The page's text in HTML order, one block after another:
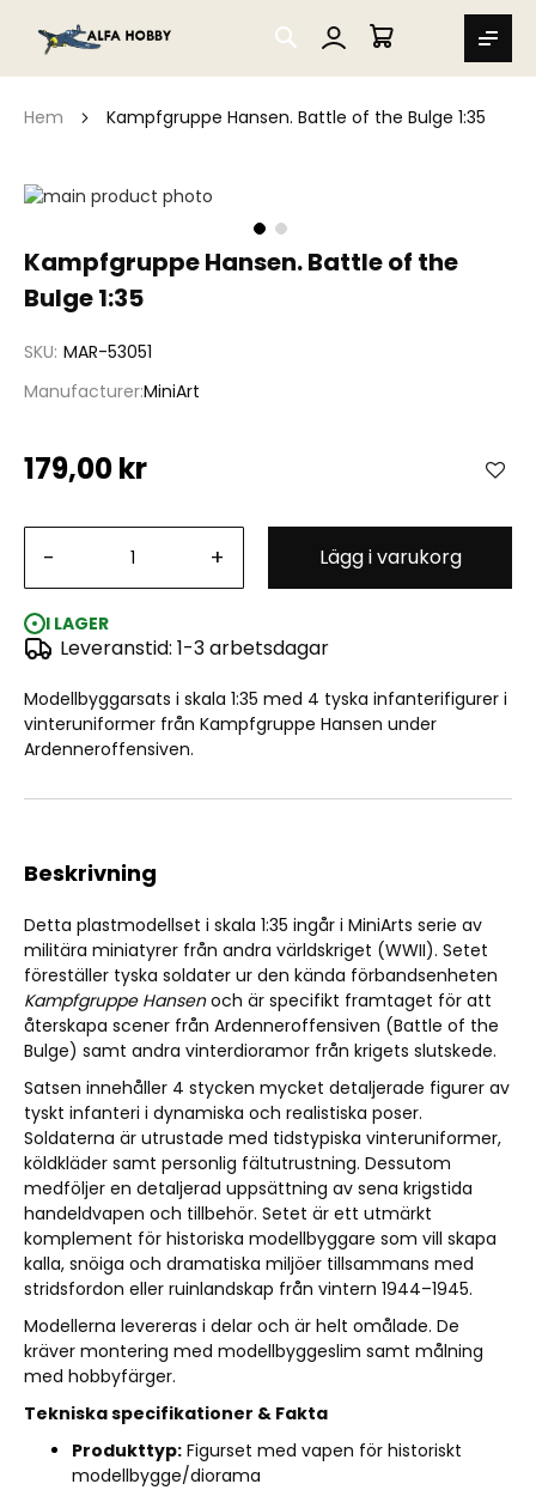
SEARCH
MIN VARUKORG
Hem Kampfgruppe Hansen. Battle of the Bulge 1:35
Kampfgruppe Hansen. Battle of the
Bulge 1:35
SKU MAR-53051
ManufacturerMiniArt
179,00 kr
- + Lägg i varukorg
I LAGER
Leveranstid: 1-3 arbetsdagar
Modellbyggarsats i skala 1:35 med 4 tyska infanterifigurer i
vinteruniformer från Kampfgruppe Hansen under
Ardenneroffensiven.
Hoppa
av
bildgalleriet
Hoppa
början
bildgalleriet
Beskrivning
Detta plastmodellset i skala 1:35 ingår i MiniArts serie av
militära miniatyrer från andra världskriget (WWII). Setet
föreställer tyska soldater ur den kända förbandsenheten
Kampfgruppe Hansenoch är specifikt framtaget för att
återskapa scener från Ardenneroffensiven (Battle of the
Bulge) samt andra vinterdioramor från krigets slutskede.
Satsen innehåller 4 stycken mycket detaljerade figurer av
tyskt infanteri i dynamiska och realistiska poser.
Soldaterna är utrustade med tidstypiska vinteruniformer,
köldkläder samt personlig fältutrustning. Dessutom
medföljer en detaljerad uppsättning av sena krigstida
handeldvapen och tillbehör. Setet är ett utmärkt
komplement för historiska modellbyggare som vill skapa
kalla, snöiga och dramatiska miljöer tillsammans med
stridsfordon eller ruinlandskap från vintern 1944–1945.
Modellerna levereras i delar och är helt omålade. De
kräver montering med modellbyggeslim samt målning
med hobbyfärger.
Tekniska specifikationer & Fakta
Produkttyp: Figurset med vapen för historiskt
modellbygge/diorama